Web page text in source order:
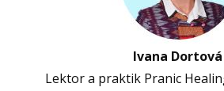
Ivana Dortová
Lektor a praktik Pranic